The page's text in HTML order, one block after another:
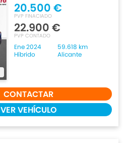
20.500 €
PVP FINACIADO
22.900 €
PVP CONTADO
Ene 2024
59.618 km
Híbrido
Alicante
CONTACTAR
VER VEHÍCULO